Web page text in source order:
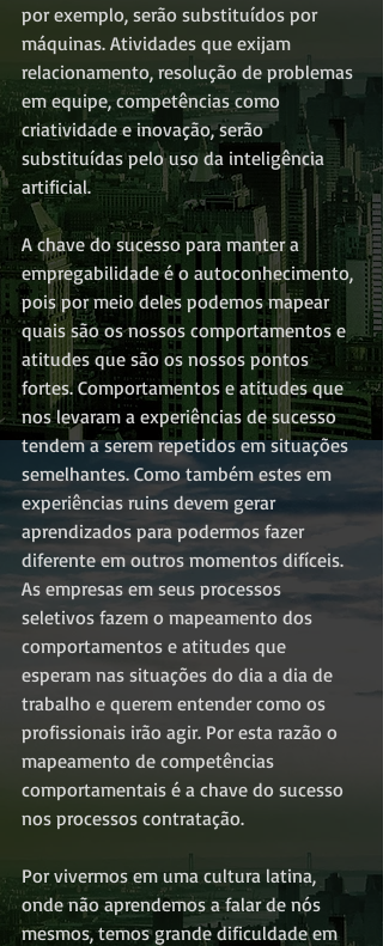
por exemplo, serão substituídos por
máquinas. Atividades que exijam
relacionamento, resolução de problemas
em equipe, competências como
criatividade e inovação, serão
substituídas pelo uso da inteligência
artificial.
A chave do sucesso para manter a
empregabilidade é o autoconhecimento,
pois por meio deles podemos mapear
quais são os nossos comportamentos e
atitudes que são os nossos pontos
fortes. Comportamentos e atitudes que
nos levaram a experiências de sucesso
tendem a serem repetidos em situações
semelhantes. Como também estes em
experiências ruins devem gerar
aprendizados para podermos fazer
diferente em outros momentos difíceis.
As empresas em seus processos
seletivos fazem o mapeamento dos
comportamentos e atitudes que
esperam nas situações do dia a dia de
trabalho e querem entender como os
profissionais irão agir. Por esta razão o
mapeamento de competências
comportamentais é a chave do sucesso
nos processos contratação.
Por vivermos em uma cultura latina,
onde não aprendemos a falar de nós
mesmos, temos grande dificuldade em